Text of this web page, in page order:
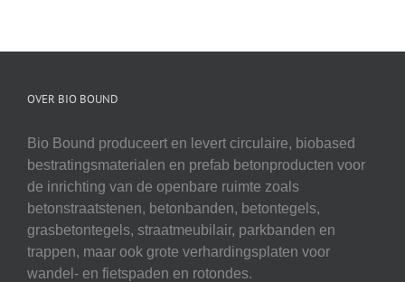
OVER BIO BOUND
Bio Bound produceert en levert circulaire, biobased
bestratingsmaterialen en prefab betonproducten voor
de inrichting van de openbare ruimte zoals
betonstraatstenen, betonbanden, betontegels,
grasbetontegels, straatmeubilair, parkbanden en
trappen, maar ook grote verhardingsplaten voor
wandel- en fietspaden en rotondes.